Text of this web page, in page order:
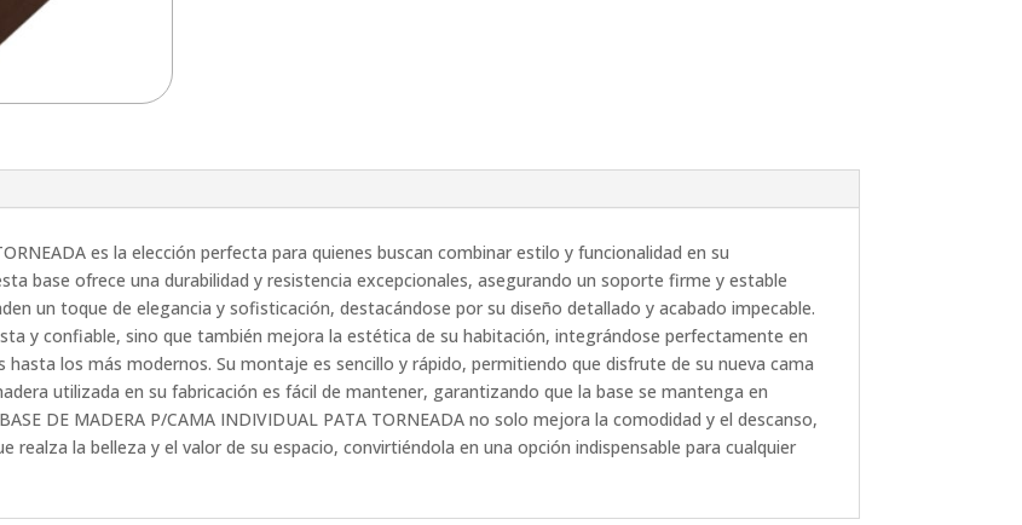
es la elección perfecta para quienes buscan combinar estilo y funcionalidad en su
base ofrece una durabilidad y resistencia excepcionales, asegurando un soporte firme y estable
un toque de elegancia y sofisticación, destacándose por su diseño detallado y acabado impecable.
y confiable, sino que también mejora la estética de su habitación, integrándose perfectamente en
los más modernos. Su montaje es sencillo y rápido, permitiendo que disfrute de su nueva cama
utilizada en su fabricación es fácil de mantener, garantizando que la base se mantenga en
DE MADERA P/CAMA INDIVIDUAL PATA TORNEADA no solo mejora la comodidad y el descanso,
la belleza y el valor de su espacio, convirtiéndola en una opción indispensable para cualquier